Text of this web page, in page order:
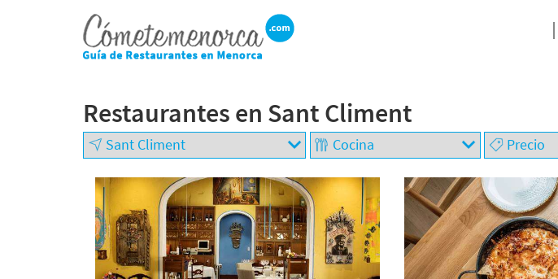
BUSCAR RESTAURANTE
EXPERIENCIAS
GASTRONÓMICAS
Restaurantes en
Restaurantes en Sant Climent
+
−